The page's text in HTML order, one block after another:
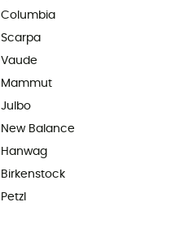
Columbia
Scarpa
Vaude
Mammut
Julbo
New Balance
Hanwag
Birkenstock
Petzl